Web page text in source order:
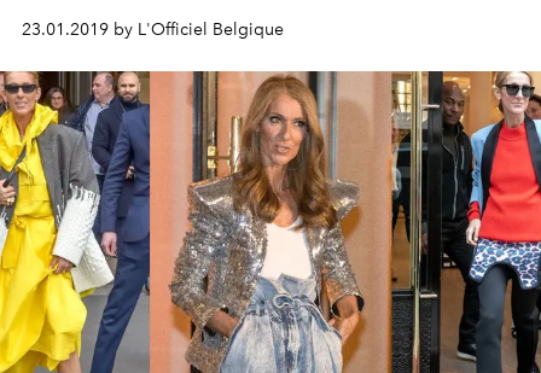
23.01.2019 by L'Officiel Belgique